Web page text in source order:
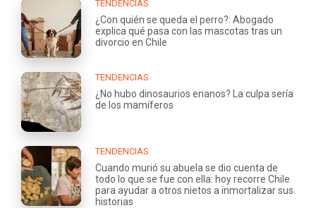
TENDENCIAS
¿Con quién se queda el perro?: Abogado
explica qué pasa con las mascotas tras un
divorcio en Chile
TENDENCIAS
¿No hubo dinosaurios enanos? La culpa sería
de los mamíferos
TENDENCIAS
Cuando murió su abuela se dio cuenta de
todo lo que se fue con ella: hoy recorre Chile
para ayudar a otros nietos a inmortalizar sus
historias